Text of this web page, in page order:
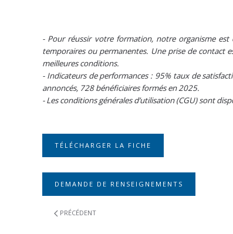
- Pour réussir votre formation, notre organisme est
temporaires ou permanentes. Une prise de contact
meilleures conditions.
- Indicateurs de performances : 95% taux de
annoncés, 728 bénéficiaires formés en 2025.
- Les conditions générales d’utilisation (CGU) sont
TÉLÉCHARGER LA FICHE
DEMANDE DE RENSEIGNEMENTS
PRÉCÉDENT